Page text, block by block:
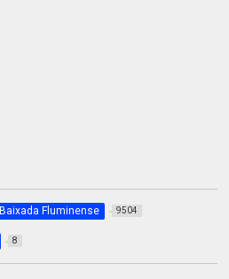
Baixada Fluminense 9504
8